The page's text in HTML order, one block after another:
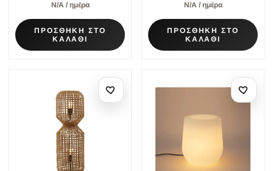
Ν/Α / ημέρα
ΠΡΟΣΘΗΚΗ ΣΤΟ
ΚΑΛΑΘΙ
Ν/Α / ημέρα
ΠΡΟΣΘΗΚΗ ΣΤΟ
ΚΑΛΑΘΙ